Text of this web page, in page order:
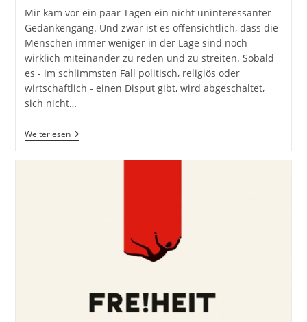
Mir kam vor ein paar Tagen ein nicht uninteressanter
Gedankengang. Und zwar ist es offensichtlich, dass die
Menschen immer weniger in der Lage sind noch
wirklich miteinander zu reden und zu streiten. Sobald
es - im schlimmsten Fall politisch, religiös oder
wirtschaftlich - einen Disput gibt, wird abgeschaltet,
sich nicht…
WeiterlesenSocial
Media